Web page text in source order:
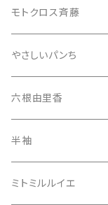
モトクロス斉藤
やさしいパンち
六根由里香
半袖
ミトミルルイエ